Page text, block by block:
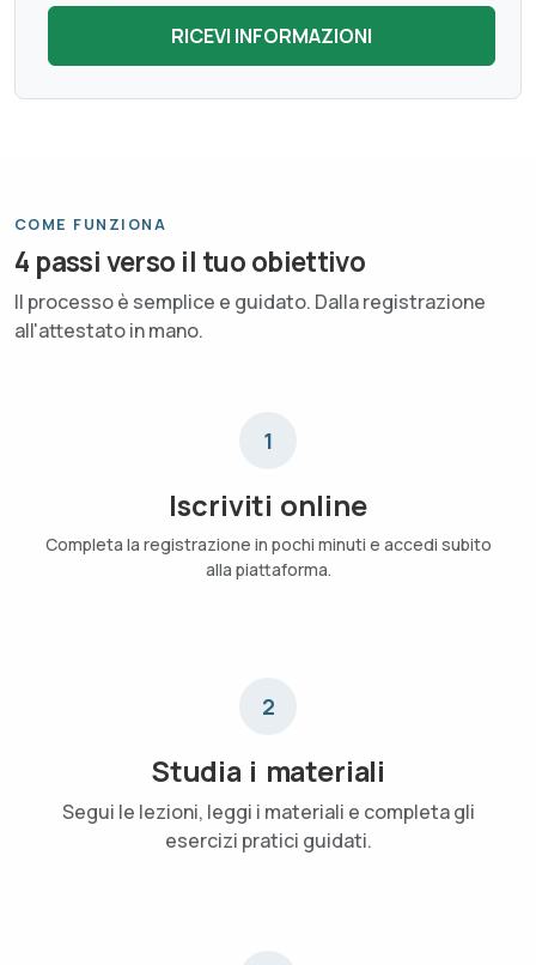
COME FUNZIONA
4 passi verso il tuo obiettivo
Il processo è semplice e guidato. Dalla registrazione
all'attestato in mano.
1
Iscriviti online
Completa la registrazione in pochi minuti e accedi subito
alla piattaforma.
2
Studia i materiali
Segui le lezioni, leggi i materiali e completa gli
esercizi pratici guidati.